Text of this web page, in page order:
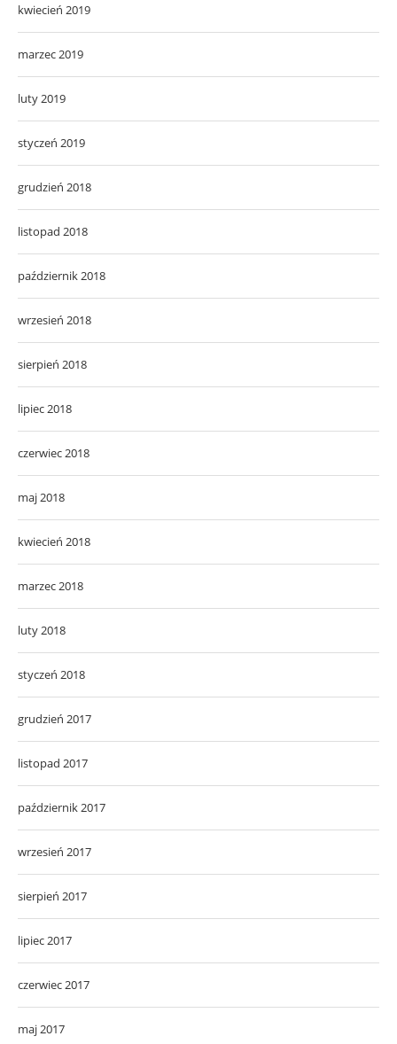
kwiecień 2019
marzec 2019
luty 2019
styczeń 2019
grudzień 2018
listopad 2018
październik 2018
wrzesień 2018
sierpień 2018
lipiec 2018
czerwiec 2018
maj 2018
kwiecień 2018
marzec 2018
luty 2018
styczeń 2018
grudzień 2017
listopad 2017
październik 2017
wrzesień 2017
sierpień 2017
lipiec 2017
czerwiec 2017
maj 2017